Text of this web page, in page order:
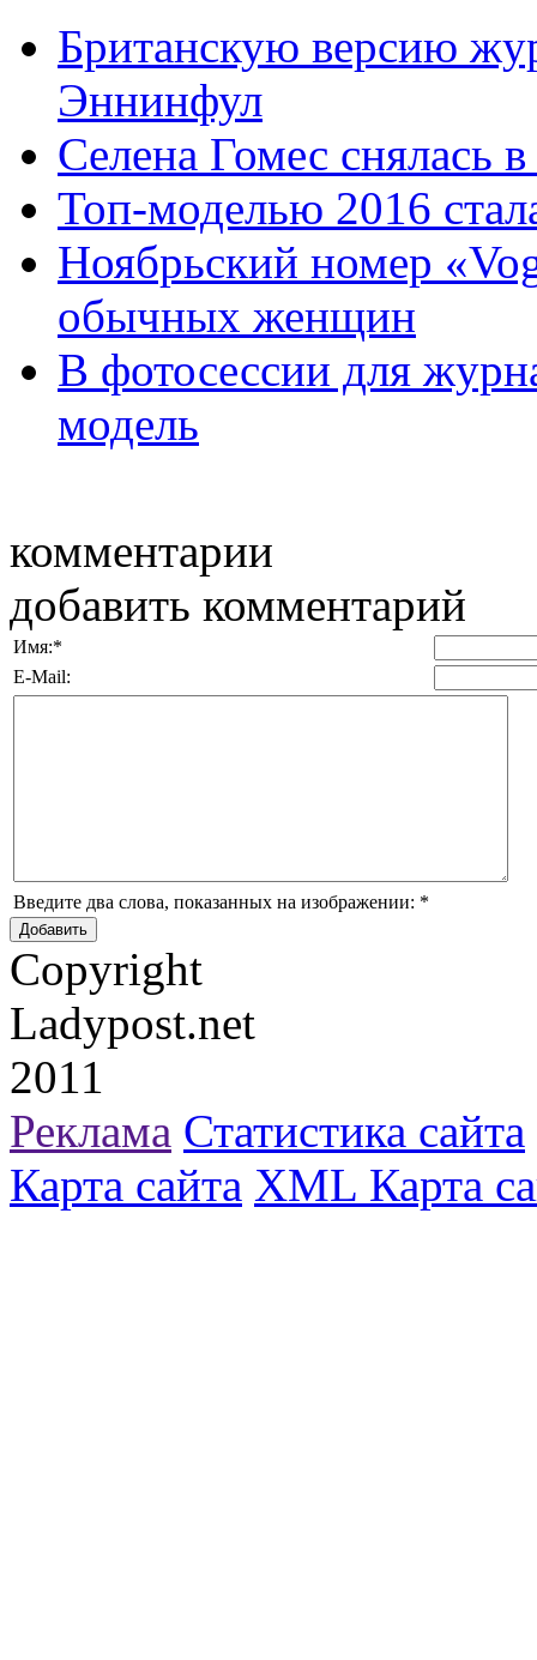
Британскую версию
Эннинфул
Селена Гомес снялась
Топ-моделью 2016
Ноябрьский номер
обычных женщин
В фотосессии для
модель
комментарии
добавить комментарий
Имя:*
E-Mail:
Введите два слова, показанных на изображении: *
Copyright
Ladypost.net
2011
Реклама Статистика сайта
Карта сайта XML Карта